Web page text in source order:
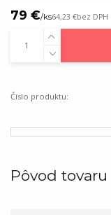
79 €/ks64,23 €bez DPH
Číslo produktu:
Pôvod tovaru